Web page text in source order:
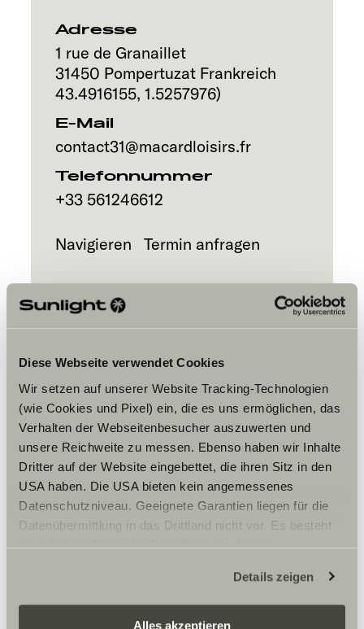
Diese Webseite verwendet Cookies
Wir setzen auf unserer Website Tracking-Technologien
(wie Cookies und Pixel) ein, die es uns ermöglichen, das
Verhalten der Webseitenbesucher auszuwerten und
unsere Reichweite zu messen. Ebenso haben wir Inhalte
Dritter auf der Website eingebettet, die ihren Sitz in den
USA haben. Die USA bieten kein angemessenes
Datenschutzniveau. Geeignete Garantien liegen für die
Datenübermittlung in das Drittland nicht vor. Es besteht
ein erhöhtes Risiko für Betroffene, da diesen
zustehen. Eingesetzte Dienstleister können Daten für
eigene Zwecke verarbeiten und mit anderen Daten
zusammenführen. Weitere Informationen finden Sie hier:
Details zeigen
Alles akzeptieren
Adresse
1 rue de Granaillet
31450 Pompertuzat Frankreich
43.4916155, 1.5257976)
E-Mail
contact31@macardloisirs.fr
Telefonnummer
+33 561246612
Navigieren Termin anfragen
Bitte akzeptiere die Marketing-
Cookies, um die Inhalte zu sehen.
Cookie-Einstellungen